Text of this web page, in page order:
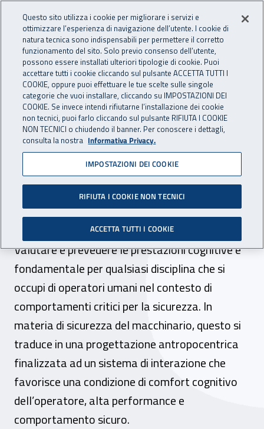
INAIL - Istituto Nazionale
Apri cerca
Navigazione principale
Navigazione - Ti trovi in:
Home Inail comunica Pubblicazioni Catalogo generale
Interazione uomo-
macchina - L’uso scorretto
può essere
ragionevolmente
prevedibile ?
Valutare e prevedere le prestazioni cognitive è
fondamentale per qualsiasi disciplina che si
occupi di operatori umani nel contesto di
comportamenti critici per la sicurezza. In
materia di sicurezza del macchinario, questo si
traduce in una progettazione antropocentrica
finalizzata ad un sistema di interazione che
favorisce una condizione di comfort cognitivo
dell’operatore, alta performance e
comportamento sicuro.
Questo sito utilizza i cookie per migliorare i servizi e
ottimizzare l’esperienza di navigazione dell’utente. I cookie di
natura tecnica sono indispensabili per permettere il corretto
funzionamento del sito. Solo previo consenso dell’utente,
possono essere installati ulteriori tipologie di cookie. Puoi
accettare tutti i cookie cliccando sul pulsante ACCETTA TUTTI I
COOKIE, oppure puoi effettuare le tue scelte sulle singole
categorie che vuoi installare, cliccando su IMPOSTAZIONI DEI
COOKIE. Se invece intendi rifiutarne l’installazione dei cookie
non tecnici, puoi farlo cliccando sul pulsante RIFIUTA I COOKIE
NON TECNICI o chiudendo il banner. Per conoscere i dettagli,
consulta la nostra Informativa Privacy.
IMPOSTAZIONI DEI COOKIE
RIFIUTA I COOKIE NON TECNICI
ACCETTA TUTTI I COOKIE